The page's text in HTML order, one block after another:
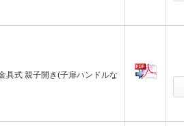
具式 親子開き(子扉ハンドルな